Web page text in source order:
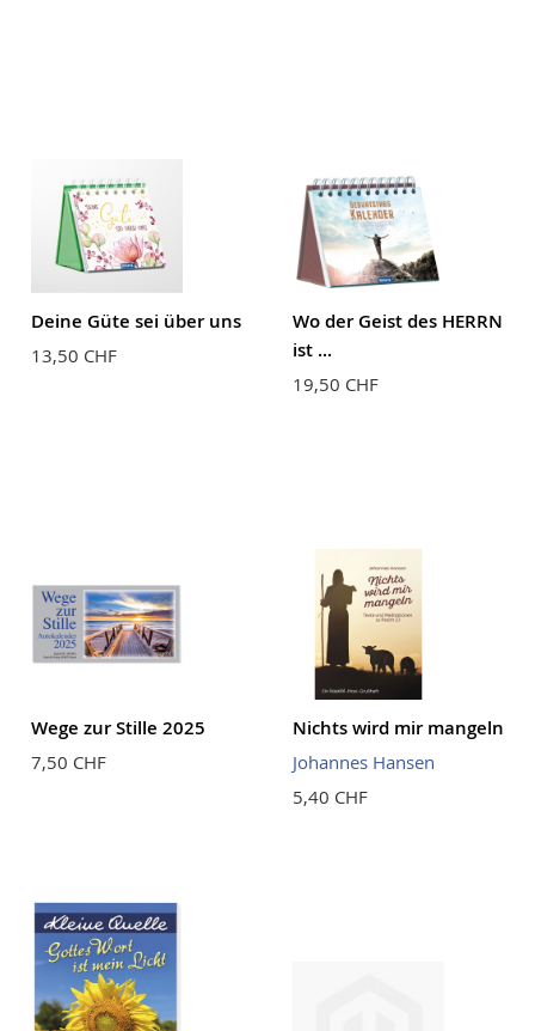
Deine Güte sei über uns
13,50 CHF
Wo der Geist des HERRN
ist ...
19,50 CHF
Wege zur Stille 2025
7,50 CHF
Nichts wird mir mangeln
Johannes Hansen
5,40 CHF